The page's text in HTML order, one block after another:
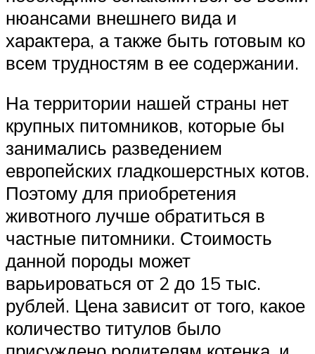
нюансами внешнего вида и
характера, а также быть готовым ко
всем трудностям в ее содержании.
На территории нашей страны нет
крупных питомников, которые бы
занимались разведением
европейских гладкошерстных котов.
Поэтому для приобретения
животного лучше обратиться в
частные питомники. Стоимость
данной породы может
варьироваться от 2 до 15 тыс.
рублей. Цена зависит от того, какое
количество титулов было